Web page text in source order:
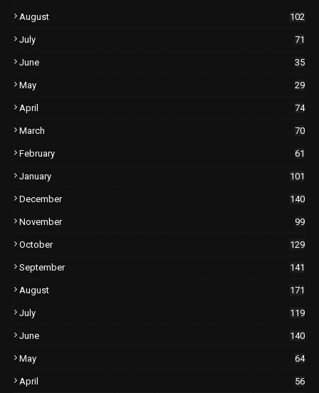
August 102
July 71
June 35
May 29
April 74
March 70
February 61
January 101
December 140
November 99
October 129
September 141
August 171
July 119
June 140
May 64
April 56